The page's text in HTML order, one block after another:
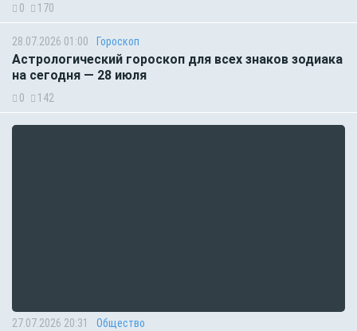
0 170
28.07.2026 01:00 Гороскоп
Астрологический гороскоп для всех знаков зодиака
на сегодня — 28 июля
0 142
27.07.2026 20:31 Общество